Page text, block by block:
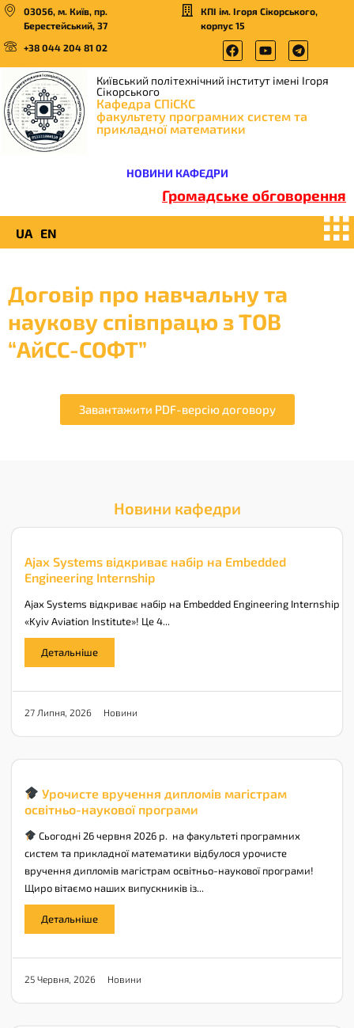
03056, м. Київ, пр.
Берестейський, 37
КПІ ім. Ігоря Сікорського,
корпус 15
+38 044 204 81 02
Київський політехнічний інститут імені Ігоря
Сікорського
Кафедра СПіСКС
факультету програмних систем та
прикладної математики
НОВИНИ КАФЕДРИ
Громадське обговорення
UA EN
Договір про навчальну та
наукову співпрацю з ТОВ
“АйСС-СОФТ”
Завантажити PDF-версію договору
Новини кафедри
Ajax Systems відкриває набір на Embedded
Engineering Internship
27 Липня, 2026 Новини
Ajax Systems відкриває набір на Embedded Engineering Internship
«Kyiv Aviation Institute»! Це 4...
Детальніше
Урочисте вручення дипломів магістрам
освітньо-наукової програми
25 Червня, 2026 Новини
Сьогодні 26 червня 2026 р. на факультеті програмних
систем та прикладної математики відбулося урочисте
вручення дипломів магістрам освітньо-наукової програми!
Щиро вітаємо наших випускників із...
Детальніше